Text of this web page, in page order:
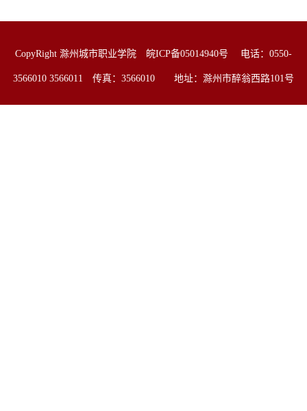
CopyRight 滁州城市职业学院 皖ICP备05014940号 电话：0550-
3566010 3566011 传真：3566010 地址：滁州市醉翁西路101号